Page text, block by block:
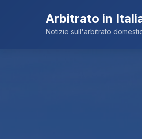
Arbitrato in
Notizie sull'arbitrato